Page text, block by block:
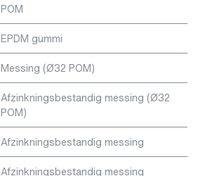
POM
EPDM gummi
Messing (Ø32 POM)
Afzinkningsbestandig messing (Ø32
POM)
Afzinkningsbestandig messing
Afzinkningsbestandig messing